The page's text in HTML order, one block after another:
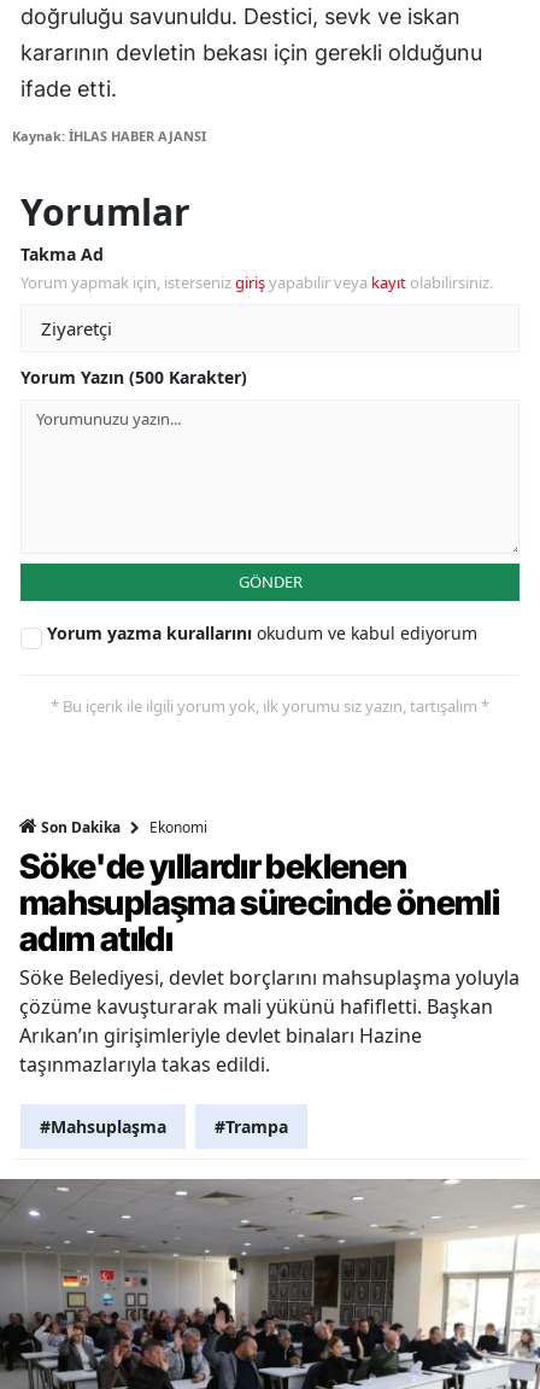
doğruluğu savunuldu. Destici, sevk ve iskan
kararının devletin bekası için gerekli olduğunu
ifade etti.
Kaynak: İHLAS HABER AJANSI
Yorumlar
Takma Ad
Yorum yapmak için, istersenizgirişyapabilir veya kayıt olabilirsiniz.
Yorum Yazın (500 Karakter)
GÖNDER
Yorum yazma kurallarını okudum ve kabul ediyorum
* Bu içerik ile ilgili yorum yok, ilk yorumu siz yazın, tartışalım *
Son Dakika Ekonomi
Söke'de yıllardır beklenen
mahsuplaşma sürecinde önemli
adım atıldı
Söke Belediyesi, devlet borçlarını mahsuplaşma yoluyla
çözüme kavuşturarak mali yükünü hafifletti. Başkan
Arıkan’ın girişimleriyle devlet binaları Hazine
taşınmazlarıyla takas edildi.
#Mahsuplaşma #Trampa